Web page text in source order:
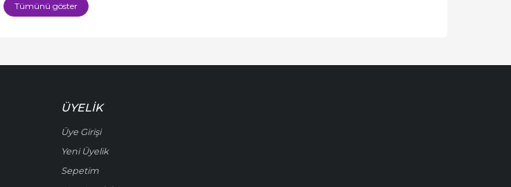
Tümünü göster
ÜYELIK
Üye Girişi
Yeni Üyelik
Sepetim